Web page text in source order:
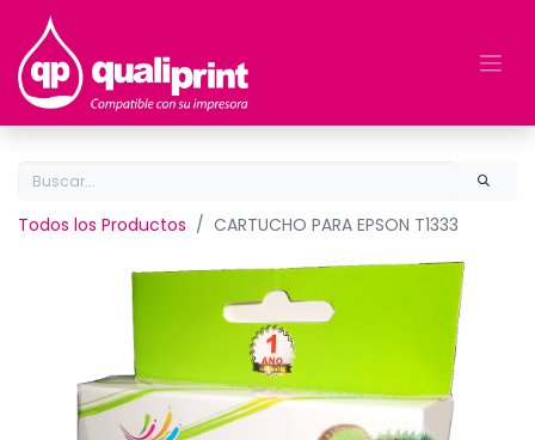
Todos los Productos CARTUCHO PARA EPSON T1333